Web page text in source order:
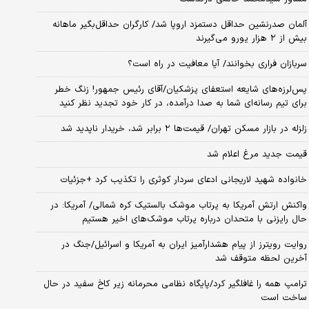
آلمان صدرنشین حداقل دستمزد اروپا شد/ کارگران حداقل‌بگیر ماهانه
بیش از ۲ هزار یورو می‌گیرند
سربازان فراری بخوانند/ آیا معافیت در راه است؟
پس‌لرزه‌های شایعه استعفای پزشکیان/آقای رئیس جمهور! زنگ خطر
برای تیم رسانه‌ای شما به صدا درآمده، در کار خود تجدید نظر کنید
زلزله در بازار مسکن تهران/ قیمت‌ها ۲ برابر شد، خریدار ناپدید شد
قیمت جدید مرغ اعلام شد
خانواده شهید لاریجانی ادعای سردار کوثری را تکذیب کرد +جزئیات
واکنش ارتش آمریکا به پرتاب موشک بالستیک کره شمالی/ آمریکا: در
حال رایزنی با متحدان درباره پرتاب موشک‌های اخیر هستیم
روایت رویترز از پیام هشدارآمیز ایران به آمریکا و اسرائیل/جنگ در
آخرین لحظه متوقف شد
ترامپ همه را غافلگیر کرد/پایگاه نظامی محرمانه زیر کاخ سفید در حال
ساخت است